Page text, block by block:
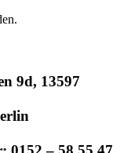
9d, 13597